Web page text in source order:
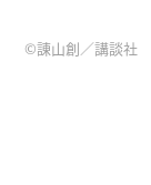
©︎諌山創／講談社